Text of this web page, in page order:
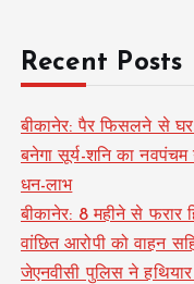
Recent Posts
बीकानेर: पैर फिसलने से
बनेगा सूर्य-शनि का नवपंचम
धन-लाभ
बीकानेर: 8 महीने से फरार
वांछित आरोपी को वाहन
जेएनवीसी पुलिस ने